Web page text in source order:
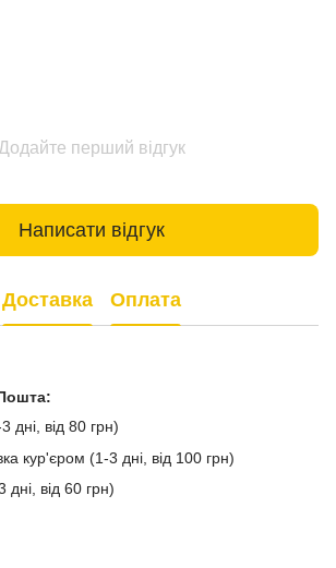
Додайте перший відгук
Написати відгук
Доставка Оплата
дні, від 80 грн)
кур'єром (1-3 дні, від 100 грн)
від 60 грн)